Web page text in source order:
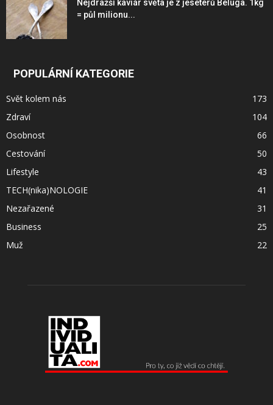
Nejdražší kaviár světa je z jeseterů Beluga. 1kg
= půl milionu...
POPULÁRNÍ KATEGORIE
Svět kolem nás
173
Zdraví
104
Osobnost
66
Cestování
50
Lifestyle
43
TECH(nika)NOLOGIE
41
Nezařazené
31
Business
25
Muž
22